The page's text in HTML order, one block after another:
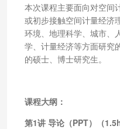
本次课程主要面向对空间
或初步接触空间计量经济
环境、地理科学、城市、
学、计量经济等方面研究
的硕士、博士研究生。
课程大纲：
第1讲 导论（PPT）（1.5h